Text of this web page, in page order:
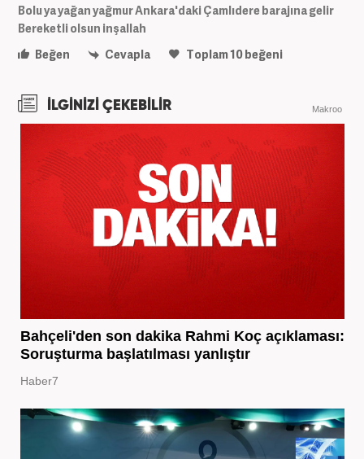
Bolu ya yağan yağmur Ankara'daki Çamlıdere barajına gelir
Bereketli olsun inşallah
Beğen
Cevapla Toplam10beğeni
İLGİNİZİ ÇEKEBİLİR Makroo
Bahçeli'den son dakika Rahmi Koç açıklaması:
Soruşturma başlatılması yanlıştır
Haber7